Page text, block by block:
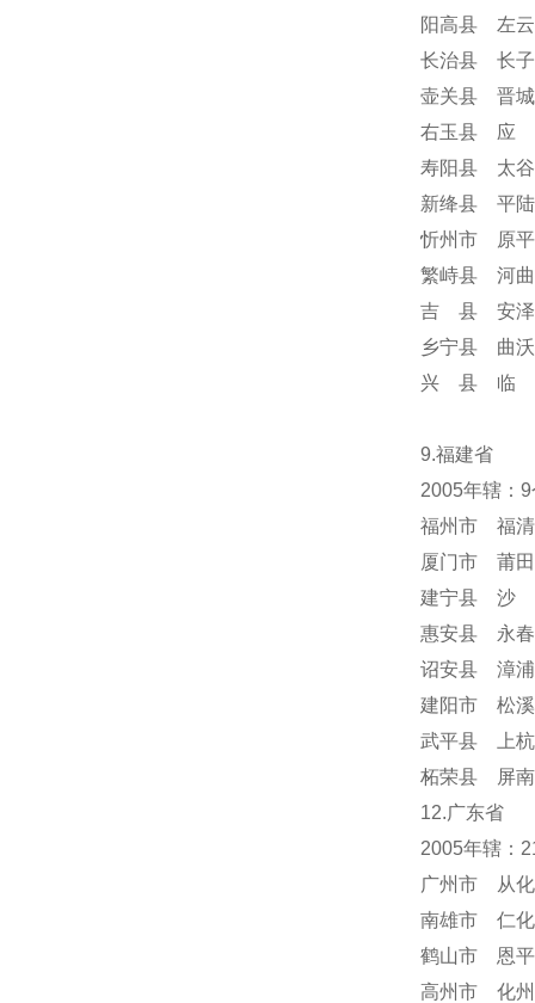
阳高县 左
长治县 长
壶关县 晋
右玉县 应
寿阳县 太
新绛县 平
忻州市 原
繁峙县 河
吉 县 安
乡宁县 曲
兴 县 临
9.福建省
2005年辖：
福州市 福
厦门市 莆
建宁县 沙
惠安县 永
诏安县 漳
建阳市 松
武平县 上
柘荣县 屏
12.广东省
2005年辖：
广州市 从
南雄市 仁
鹤山市 恩
高州市 化